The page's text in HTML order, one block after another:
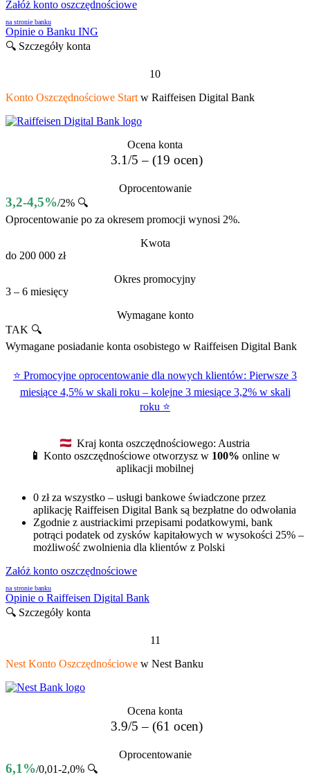
Załóż konto oszczędnościowe
na stronie banku
Opinie o Banku ING
🔍 Szczegóły konta
10
Konto Oszczędnościowe Start w Raiffeisen Digital Bank
Ocena konta
3.1/5 – (19 ocen)
Oprocentowanie
3,2-4,5%/2% 🔍
Oprocentowanie po za okresem promocji wynosi 2%.
Kwota
do 200 000 zł
Okres promocyjny
3 – 6 miesięcy
Wymagane konto
TAK 🔍
Wymagane posiadanie konta osobistego w Raiffeisen Digital Bank
⭐ Promocyjne oprocentowanie dla nowych klientów: Pierwsze 3
miesiące 4,5% w skali roku – kolejne 3 miesiące 3,2% w skali
roku ⭐
Kraj konta oszczędnościowego: Austria
📱 Konto oszczędnościowe otworzysz w 100% online w
aplikacji mobilnej
0 zł za wszystko – usługi bankowe świadczone przez
aplikację Raiffeisen Digital Bank są bezpłatne do odwołania
Zgodnie z austriackimi przepisami podatkowymi, bank
potrąci podatek od zysków kapitałowych w wysokości 25% –
możliwość zwolnienia dla klientów z Polski
Załóż konto oszczędnościowe
na stronie banku
Opinie o Raiffeisen Digital Bank
🔍 Szczegóły konta
11
Nest Konto Oszczędnościowe w Nest Banku
Ocena konta
3.9/5 – (61 ocen)
Oprocentowanie
6,1%/0,01-2,0% 🔍